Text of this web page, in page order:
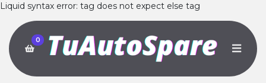
Liquid syntax error: tag does not expect else tag
0